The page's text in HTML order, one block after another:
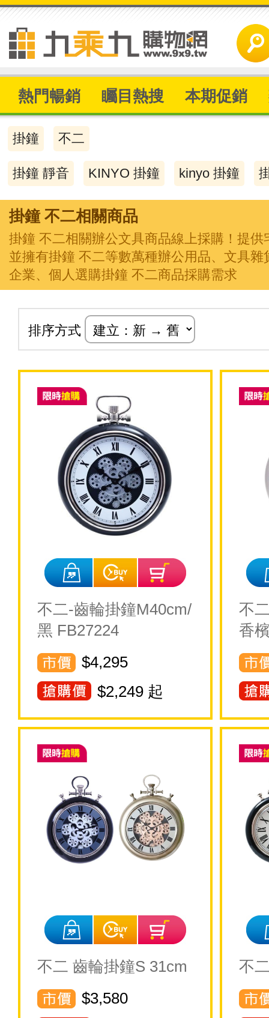
熱門暢銷 矚目熱搜 本期促銷
掛鐘 不二
掛鐘 靜音 KINYO 掛鐘 kinyo 掛鐘
掛鐘 不二相關商品
掛鐘 不二相關辦公文具商品線上採購！提
並擁有掛鐘 不二等數萬種辦公用品、文具
企業、個人選購掛鐘 不二商品採購需求
排序方式
不二-齒輪掛鐘M40cm/
黑 FB27224
$4,295
$2,249 起
不
香
不二 齒輪掛鐘S 31cm
$3,580
不